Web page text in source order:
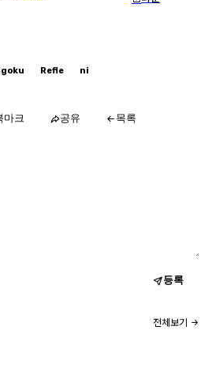
Refle ni
마크 공유 목록
등록
전체보기